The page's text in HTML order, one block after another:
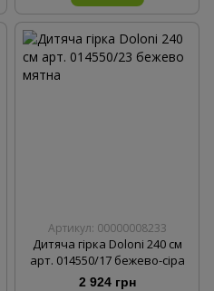
Артикул: 00000008233
Дитяча гірка Doloni 240 см
арт. 014550/17 бежево-сіра
2 924 грн